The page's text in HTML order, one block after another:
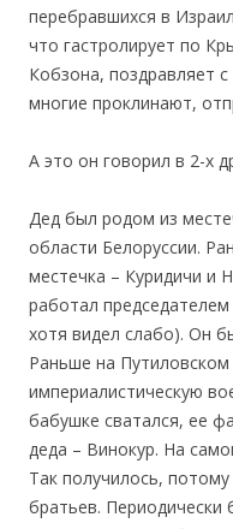
перебравшихся в
что гастролирует по
Кобзона, поздравляет
многие проклинают,
А это он говорил в 2-х
Дед был родом из
области Белоруссии.
местечка – Куридичи и
работал
хотя видел слабо). Он
Раньше на
империалистическую
бабушке сватался, ее
деда – Винокур. На
Так получилось,
братьев. Периодически